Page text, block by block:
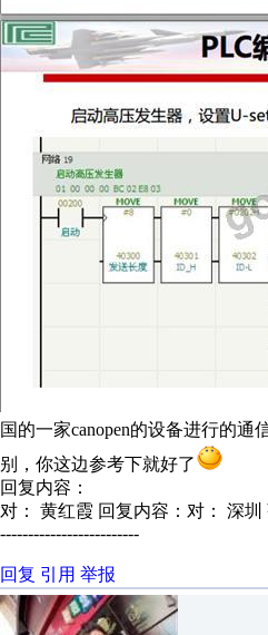
国的一家canopen的设备进行的
别，你这边参考下就好了
回复内容：
对： 黄红霞 回复内容：对： 深
-------------------------
回复 引用 举报